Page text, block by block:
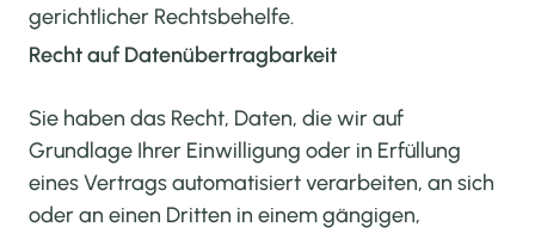
gerichtlicher Rechtsbehelfe.
Recht auf Daten­übertrag­barkeit
Sie haben das Recht, Daten, die wir auf
Grundlage Ihrer Einwilligung oder in Erfüllung
eines Vertrags automatisiert verarbeiten, an sich
oder an einen Dritten in einem gängigen,